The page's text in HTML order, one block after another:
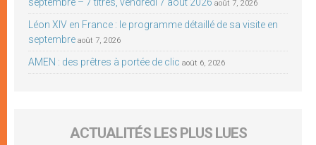
août 7, 2026
Léon XIV en France : le programme détaillé de sa visite en
septembre août 7, 2026
AMEN : des prêtres à portée de clic août 6, 2026
ACTUALITÉS LES PLUS LUES